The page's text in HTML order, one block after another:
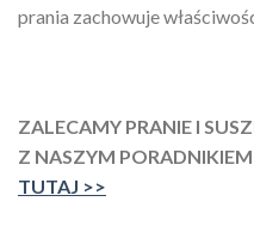
prania zachowuje
ZALECAMY PRANIE I
Z NASZYM
TUTAJ >>